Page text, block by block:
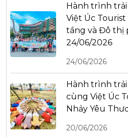
Hành trình
Việt Úc
tầng và Đô thị
24/06/2026
24/06/2026
Hành trình
cùng Việt Úc
Nhảy Yêu
20/06/2026